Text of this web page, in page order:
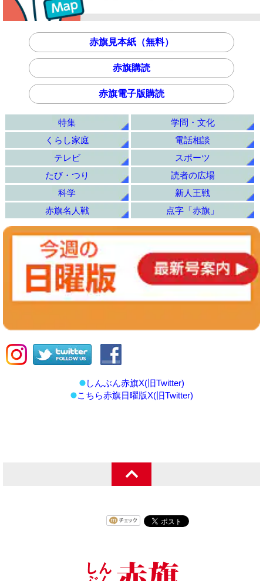
赤旗見本紙（無料）
赤旗購読
赤旗電子版購読
特集
学問・文化
くらし家庭
電話相談
テレビ
スポーツ
たび・つり
読者の広場
科学
新人王戦
赤旗名人戦
点字「赤旗」
しんぶん赤旗X(旧Twitter)
こちら赤旗日曜版X(旧Twitter)